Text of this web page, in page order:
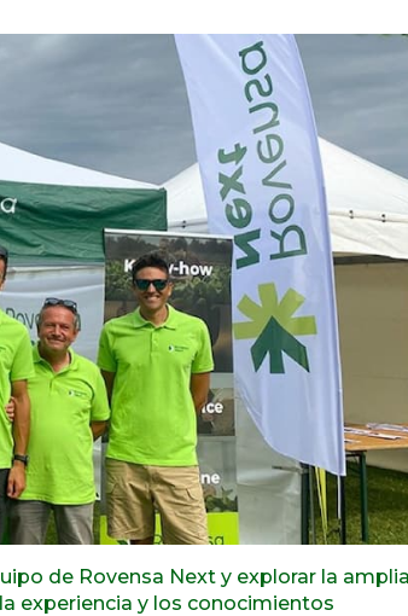
de Rovensa Next y explorar la
experiencia y los conocimientos